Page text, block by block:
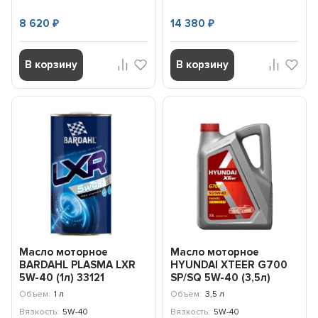
8 620₽
В корзину
14 380 ₽
В корзину
Масло моторное
BARDAHL PLASMA LXR
5W-40 (1л) 33121
Объем: 1 л
Вязкость: 5W-40
Масло моторное
HYUNDAI XTEER G700
SP/SQ 5W-40 (3,5л)
1071136
Объем: 3,5 л
Вязкость: 5W-40